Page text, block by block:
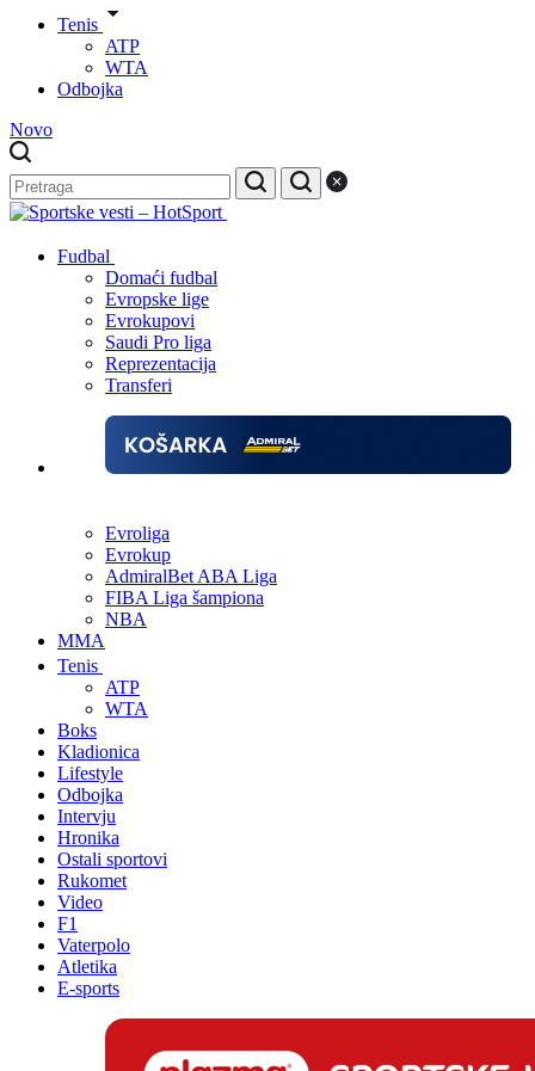
Tenis
ATP
WTA
Odbojka
Novo
Fudbal
Domaći fudbal
Evropske lige
Evrokupovi
Saudi Pro liga
Reprezentacija
Transferi
Evroliga
Evrokup
AdmiralBet ABA Liga
FIBA Liga šampiona
NBA
MMA
Tenis
ATP
WTA
Boks
Kladionica
Lifestyle
Odbojka
Intervju
Hronika
Ostali sportovi
Rukomet
Video
F1
Vaterpolo
Atletika
E-sports